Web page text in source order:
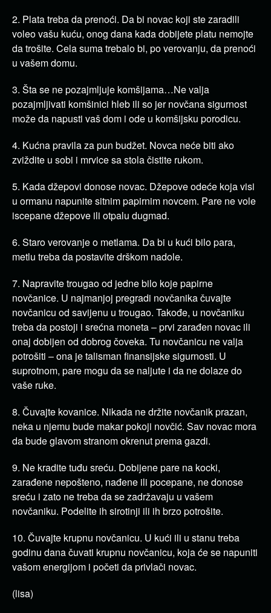
2. Plata treba da prenoći. Da bi novac koji ste zaradili
voleo vašu kuću, onog dana kada dobijete platu nemojte
da trošite. Cela suma trebalo bi, po verovanju, da prenoći
u vašem domu.
3. Šta se ne pozajmljuje komšijama…Ne valja
pozajmljivati komšinici hleb ili so jer novčana sigurnost
može da napusti vaš dom i ode u komšijsku porodicu.
4. Kućna pravila za pun budžet. Novca neće biti ako
zviždite u sobi i mrvice sa stola čistite rukom.
5. Kada džepovi donose novac. Džepove odeće koja visi
u ormanu napunite sitnim papirnim novcem. Pare ne vole
iscepane džepove ili otpalu dugmad.
6. Staro verovanje o metlama. Da bi u kući bilo para,
metlu treba da postavite drškom nadole.
7. Napravite trougao od jedne bilo koje papirne
novčanice. U najmanjoj pregradi novčanika čuvajte
novčanicu od savijenu u trougao. Takođe, u novčaniku
treba da postoji i srećna moneta – prvi zarađen novac ili
onaj dobijen od dobrog čoveka. Tu novčanicu ne valja
potrošiti – ona je talisman finansijske sigurnosti. U
suprotnom, pare mogu da se naljute i da ne dolaze do
vaše ruke.
8. Čuvajte kovanice. Nikada ne držite novčanik prazan,
neka u njemu bude makar pokoji novčić. Sav novac mora
da bude glavom stranom okrenut prema gazdi.
9. Ne kradite tuđu sreću. Dobijene pare na kocki,
zarađene nepošteno, nađene ili pocepane, ne donose
sreću i zato ne treba da se zadržavaju u vašem
novčaniku. Podelite ih sirotinji ili ih brzo potrošite.
10. Čuvajte krupnu novčanicu. U kući ili u stanu treba
godinu dana čuvati krupnu novčanicu, koja će se napuniti
vašom energijom i početi da privlači novac.
(lisa)